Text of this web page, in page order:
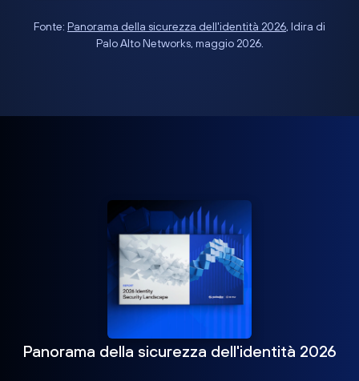
Fonte: Panorama della sicurezza dell'identità 2026, Idira di
Palo Alto Networks, maggio 2026.
Panorama della sicurezza dell'identità 2026